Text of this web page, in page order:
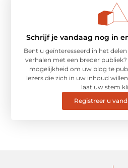
Schrijf je vandaag nog in
Bent u geïnteresseerd in het
verhalen met een breder
mogelijkheid om uw blog te
lezers die zich in uw inhoud
laat uw stem
Registreer u